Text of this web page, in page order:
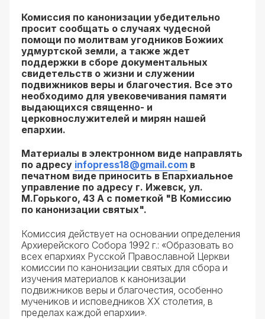
Комиссия по канонизации убедительно
просит сообщать о случаях чудесной
помощи по молитвам угодников Божиих
удмуртской земли, а также ждeт
поддержки в сборе документальных
свидетельств о жизни и служении
подвижников веры и благочестия. Все это
необходимо для увековечивания памяти
выдающихся священно- и
церковнослужителей и мирян нашей
епархии.
Материалы в электронном виде направлять
по адресу infopress18@gmail.com в
печатном виде приносить в Епархиальное
управление по адресу г. Ижевск, ул.
М.Горького, 43 А с пометкой "В Комиссию
по канонизации святых".
Комиссия действует на основании определения
Архиерейского Собора 1992 г.: «Образовать во
всех епархиях Русской Православной Церкви
комиссии по канонизации святых для сбора и
изучения материалов к канонизации
подвижников веры и благочестия, особенно
мучеников и исповедников XX столетия, в
пределах каждой епархии».